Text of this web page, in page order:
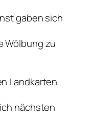
gaben sich
Wölbung zu
Landkarten
nächsten